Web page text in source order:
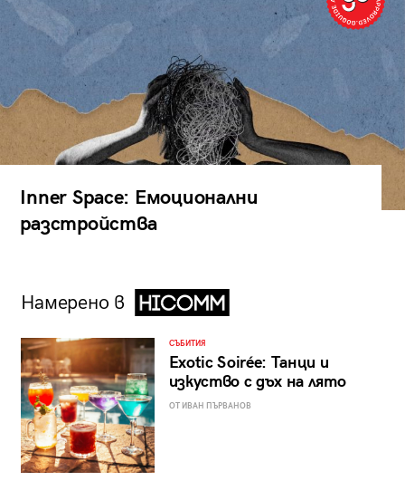
Inner Space: Емоционални
разстройства
Намерено в
СЪБИТИЯ
Exotic Soirée: Танци и
изкуство с дъх на лято
ОТ ИВАН ПЪРВАНОВ